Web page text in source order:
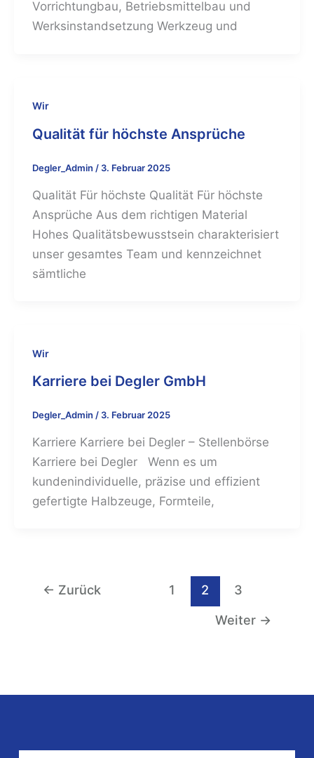
Vorrichtungbau, Betriebsmittelbau und
Werksinstandsetzung Werkzeug und
Wir
Qualität für höchste Ansprüche
Degler_Admin / 3. Februar 2025
Qualität Für höchste Qualität Für höchste
Ansprüche Aus dem richtigen Material
Hohes Qualitätsbewusstsein charakterisiert
unser gesamtes Team und kennzeichnet
sämtliche
Wir
Karriere bei Degler GmbH
Degler_Admin / 3. Februar 2025
Karriere Karriere bei Degler – Stellenbörse
Karriere bei Degler Wenn es um
kundenindividuelle, präzise und effizient
gefertigte Halbzeuge, Formteile,
← Zurück 1 2
3
Weiter →